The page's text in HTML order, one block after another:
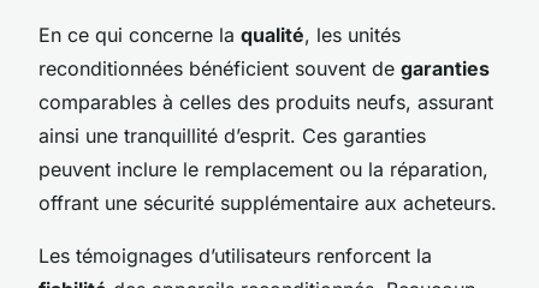
En ce qui concerne la qualité, les unités
reconditionnées bénéficient souvent de garanties
comparables à celles des produits neufs, assurant
ainsi une tranquillité d’esprit. Ces garanties
peuvent inclure le remplacement ou la réparation,
offrant une sécurité supplémentaire aux acheteurs.
Les témoignages d’utilisateurs renforcent la